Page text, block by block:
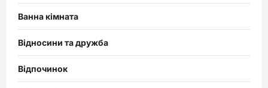
Ванна кімната
Відносини та дружба
Відпочинок